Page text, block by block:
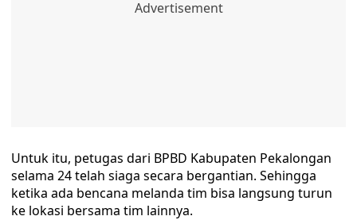
Untuk itu, petugas dari BPBD Kabupaten Pekalongan
selama 24 telah siaga secara bergantian. Sehingga
ketika ada bencana melanda tim bisa langsung turun
ke lokasi bersama tim lainnya.